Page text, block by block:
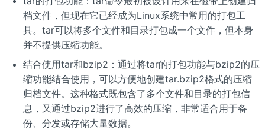
档文件，但现在它已经成为Linux系统中常用的打包工
具。tar可以将多个文件和目录打包成一个文件，但本身
并不提供压缩功能。
结合使用tar和bzip2：通过将tar的打包功能与bzip2的压
缩功能结合使用，可以方便地创建tar.bzip2格式的压缩
归档文件。这种格式既包含了多个文件和目录的打包信
息，又通过bzip2进行了高效的压缩，非常适合用于备
份、分发或存储大量数据。